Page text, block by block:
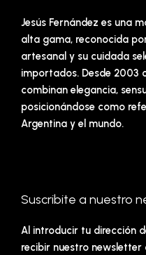
Jesús Fernández es una
alta gama, reconocida
artesanal y su cuidada
importados. Desde 2003
combinan elegancia,
posicionándose como
Argentina y el mundo.
Suscribite a nuestro
Al introducir tu dirección
recibir nuestro